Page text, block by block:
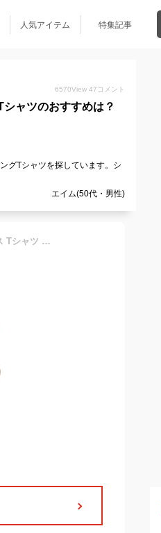
人気アイテム 特集記事
6570View 47 コメント
ャツのおすすめは？
グTシャツを探しています。シ
エイム(50代・男性)
【期間限定10%OFFクーポン配布中】ロングTシャツ レディース Tシャツ ロング丈 半袖 ゆったり ゆるTシャツ ラウンドネック 無地 ドロップショルダー スリット入り 無地 トップス プルオーバー 体型カバー 春新作